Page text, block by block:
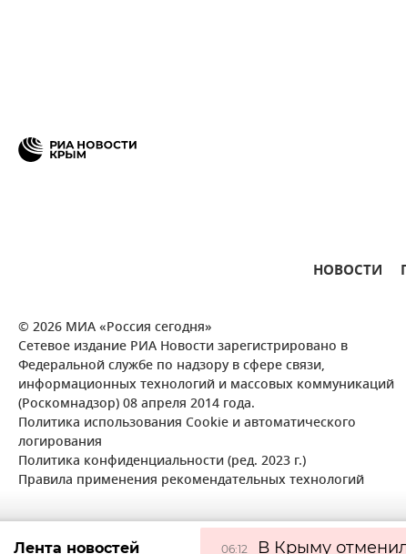
НОВОСТИ
© 2026 МИА «Россия сегодня»
Сетевое издание РИА Новости зарегистрировано в
Федеральной службе по надзору в сфере связи,
информационных технологий и массовых коммуникаций
(Роскомнадзор) 08 апреля 2014 года.
Политика использования Cookie и автоматического
логирования
Политика конфиденциальности (ред. 2023 г.)
Правила применения рекомендательных технологий
06:12 В Крыму
Лента новостей